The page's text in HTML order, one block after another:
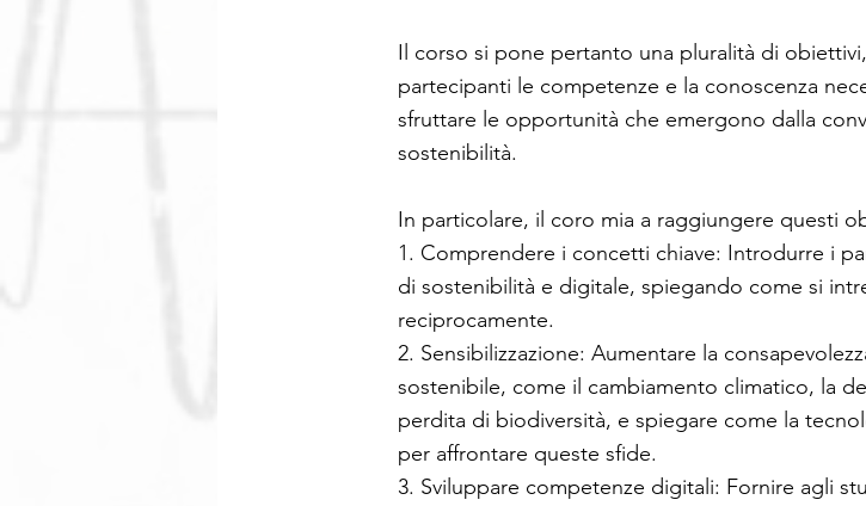
Il corso si pone pertanto una pluralità di
partecipanti le competenze e la conoscenza
sfruttare le opportunità che emergono dalla
sostenibilità.
In particolare, il coro mia a raggiungere questi
1. Comprendere i concetti chiave: Introdurre i
di sostenibilità e digitale, spiegando come si
reciprocamente.
2. Sensibilizzazione: Aumentare la
sostenibile, come il cambiamento climatico, la
perdita di biodiversità, e spiegare come la
per affrontare queste sfide.
3. Sviluppare competenze digitali: Fornire agli